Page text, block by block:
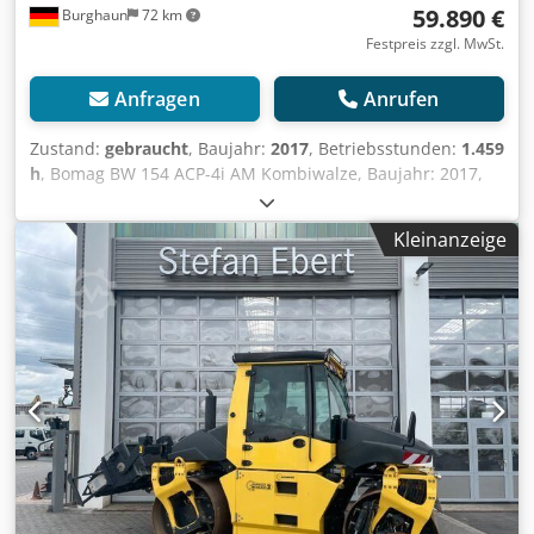
Burghaun 72 km 59.890 €
Festpreis zzgl. MwSt.
Anfragen Anrufen
Zustand: gebraucht, Baujahr: 2017, Betriebsstunden: 1.459
h, Bomag BW 154 ACP-4i AM Kombiwalze, Baujahr: 2017,
Betriebsstunden: nur 1.459h, Motor: Kubota[55,4kW/75PS],
Asphalt Manager 2, Asphaltschneide rechts, Gewicht:
7.400kg, Glattbandbandage, guter Zustand, sofort
Einsatzbereit, Cedpfezq Tzmsx Amgeha Auf Wunsch
unterbreiten wir Ihnen ein Leasing- oder
Finanzierungsangebot, Herr Mihm(Tel. betreut Sie gerne.,
Weitere Informationen finden Sie auf unserer Homepage.,
Irrtümer und Zwischenverkauf vorbehalten! englisch:,
Bomag BW 154 ACP-4i AM combination roller, Year of
manufacture: 2017, Operating hours: only 1.459 h, Engine:
Kubota [55.4 kW/75 PS], Asphalt Manager 2, Asphalt cutter
on the right, Weight: 7.400 kg, Smooth-surface drum, good
condition, ready for immediate use, Upon request, we will
provide you with a leasing or financing offer; Mr. Mihm
Kleinanzeige